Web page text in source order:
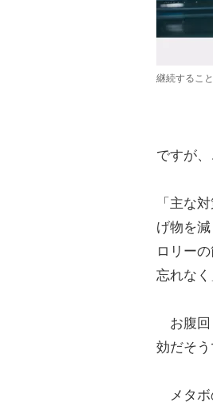
継続するこ
ですが、
「主な
げ物を
ロリー
忘れなく
お腹回
効だそう
メタボ